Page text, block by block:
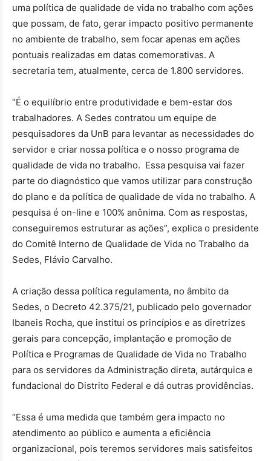
uma política de qualidade de vida no trabalho com ações
que possam, de fato, gerar impacto positivo permanente
no ambiente de trabalho, sem focar apenas em ações
pontuais realizadas em datas comemorativas. A
secretaria tem, atualmente, cerca de 1.800 servidores.
“É o equilíbrio entre produtividade e bem-estar dos
trabalhadores. A Sedes contratou um equipe de
pesquisadores da UnB para levantar as necessidades do
servidor e criar nossa política e o nosso programa de
qualidade de vida no trabalho. Essa pesquisa vai fazer
parte do diagnóstico que vamos utilizar para construção
do plano e da política de qualidade de vida no trabalho. A
pesquisa é on-line e 100% anônima. Com as respostas,
conseguiremos estruturar as ações”, explica o presidente
do Comitê Interno de Qualidade de Vida no Trabalho da
Sedes, Flávio Carvalho.
A criação dessa política regulamenta, no âmbito da
Sedes, o Decreto 42.375/21, publicado pelo governador
Ibaneis Rocha, que institui os princípios e as diretrizes
gerais para concepção, implantação e promoção de
Política e Programas de Qualidade de Vida no Trabalho
para os servidores da Administração direta, autárquica e
fundacional do Distrito Federal e dá outras providências.
“Essa é uma medida que também gera impacto no
atendimento ao público e aumenta a eficiência
organizacional, pois teremos servidores mais satisfeitos